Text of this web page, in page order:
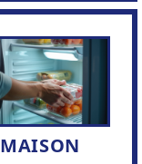
MAISON